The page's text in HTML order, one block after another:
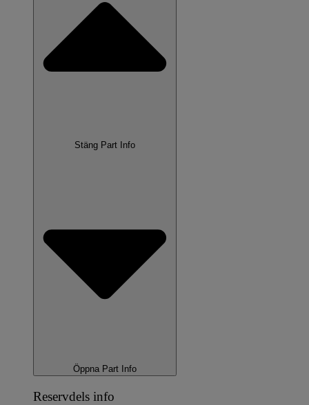
Stäng Part Info
Öppna Part Info
Reservdels info